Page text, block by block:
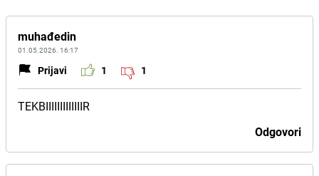
muhađedin
01.05.2026. 16:17
Prijavi 1 1
TEKBIIIIIIIIIIIIIR
Odgovori